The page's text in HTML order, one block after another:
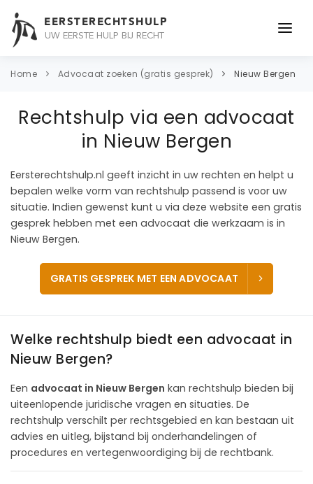
EERSTERECHTSHULP
UW EERSTE HULP BIJ RECHT
ONDERWERPEN
ADVOCAAT
CONTACT
Home Advocaat zoeken (gratis gesprek) Nieuw Bergen
Rechtshulp via een advocaat
in Nieuw Bergen
Eersterechtshulp.nl geeft inzicht in uw rechten en helpt u
bepalen welke vorm van rechtshulp passend is voor uw
situatie. Indien gewenst kunt u via deze website een gratis
gesprek hebben met een advocaat die werkzaam is in
Nieuw Bergen.
GRATIS GESPREK MET EEN ADVOCAAT
Welke rechtshulp biedt een advocaat in
Nieuw Bergen?
Een advocaat in Nieuw Bergen kan rechtshulp bieden bij
uiteenlopende juridische vragen en situaties. De
rechtshulp verschilt per rechtsgebied en kan bestaan uit
advies en uitleg, bijstand bij onderhandelingen of
procedures en vertegenwoordiging bij de rechtbank.